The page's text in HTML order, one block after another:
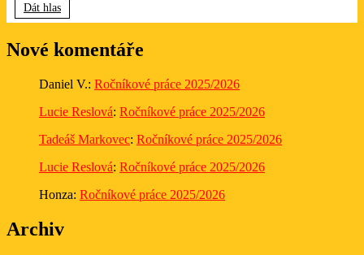
Dát hlas
Nové komentáře
Daniel V.: Ročníkové práce 2025/2026
Lucie Reslová: Ročníkové práce 2025/2026
Tadeáš Markovec: Ročníkové práce 2025/2026
Lucie Reslová: Ročníkové práce 2025/2026
Honza: Ročníkové práce 2025/2026
Archiv